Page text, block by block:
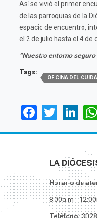
Así se vivió el primer
de las parroquias de la
espacio de encuentro,
el 2 de julio hasta el 4 de
“Nuestro entorno
Tags:
OFICINA DEL
LA
Horario de
8:00a.m -
Teléfono: